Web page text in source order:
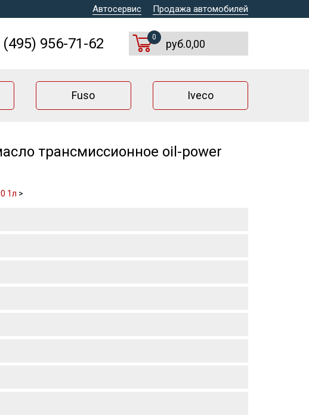
Автосервис Продажа автомобилей
(495) 956-71-62 0
руб.0,00
Fuso Iveco
трансмиссионное oil-power
1л >